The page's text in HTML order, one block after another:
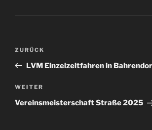
Beitragsnavigation
Vorheriger
Beitrag
ZURÜCK
LVM Einzelzeitfahren in
Nächster
Beitrag
WEITER
Vereinsmeisterschaft Straße 2025